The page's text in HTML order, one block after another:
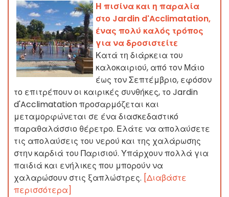
Η πισίνα και η παραλία
στο Jardin d'Acclimatation,
ένας πολύ καλός τρόπος
για να δροσιστείτε
Κατά τη διάρκεια του
καλοκαιριού, από τον Μάιο
έως τον Σεπτέμβριο, εφόσον
το επιτρέπουν οι καιρικές συνθήκες, το Jardin
d'Acclimatation προσαρμόζεται και
μεταμορφώνεται σε ένα διασκεδαστικό
παραθαλάσσιο θέρετρο. Ελάτε να απολαύσετε
τις απολαύσεις του νερού και της χαλάρωσης
στην καρδιά του Παρισιού. Υπάρχουν πολλά για
παιδιά και ενήλικες που μπορούν να
χαλαρώσουν στις ξαπλώστρες. [Διαβάστε
περισσότερα]